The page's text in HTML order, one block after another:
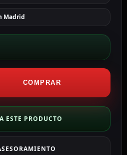
Madrid
COMPRAR
ESTE PRODUCTO